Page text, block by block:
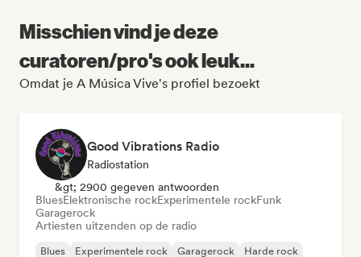
Misschien vind je deze
curatoren/pro's ook leuk...
Omdat je A Música Vive's profiel bezoekt
Good Vibrations Radio
Radiostation
&gt; 2900 gegeven antwoorden
BluesElektronische rockExperimentele rockFunk
Garagerock
Artiesten uitzenden op de radio
Blues Experimentele rock Garagerock Harde rock